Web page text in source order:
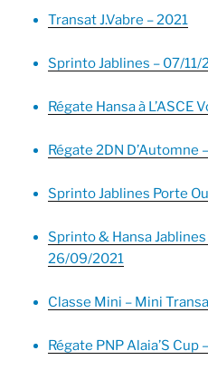
Transat J.Vabre – 2021
Sprinto Jablines – 07/11/
Régate Hansa à L’ASCE
Régate 2DN D’Automne
Sprinto Jablines Porte
Sprinto & Hansa Jablines
26/09/2021
Classe Mini – Mini
Régate PNP Alaia’S Cup